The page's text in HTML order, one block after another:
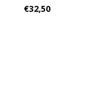
€32,50